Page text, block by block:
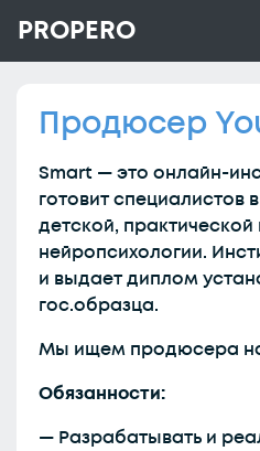
PROPERO
Продюсер
Smart — это онлайн-
готовит специалистов
детской, практической
нейропсихологии.
и выдает диплом
гос.образца.
Мы ищем продюсера
Обязанности:
— Разрабатывать и